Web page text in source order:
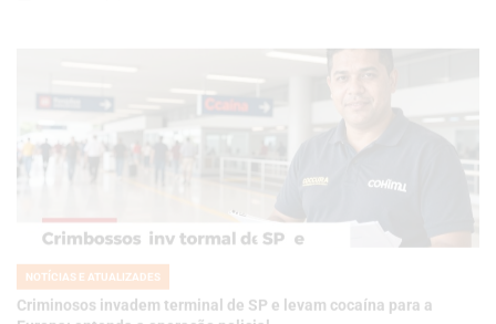
Criminosos invadem terminal de SP e levam cocaína para a
Europa: entenda a operação policial
on
31/07/2026 Thaisa Zago Sartori